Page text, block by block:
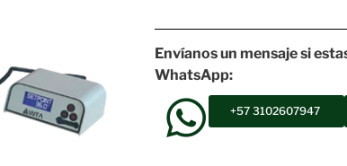
Envíanos un mensaje si
WhatsApp:
+57 3102607947